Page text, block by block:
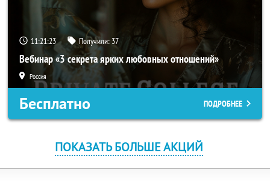
11:21:22 Получили: 37
Вебинар «3 секрета ярких любовных отношений»
Россия
Бесплатно ПОДРОБНЕЕ
ПОКАЗАТЬ БОЛЬШЕ АКЦИЙ